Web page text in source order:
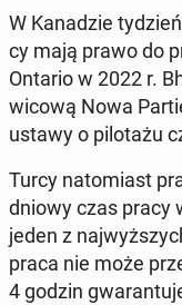
W Ka­na­dzie
cy mają prawo do
Ontario w 2022 r.
wi­co­wą Nowa
ustawy o pi­lo­ta­żu
Turcy na­to­miast
dnio­wy czas pracy
jeden z
praca nie może
4 godzin